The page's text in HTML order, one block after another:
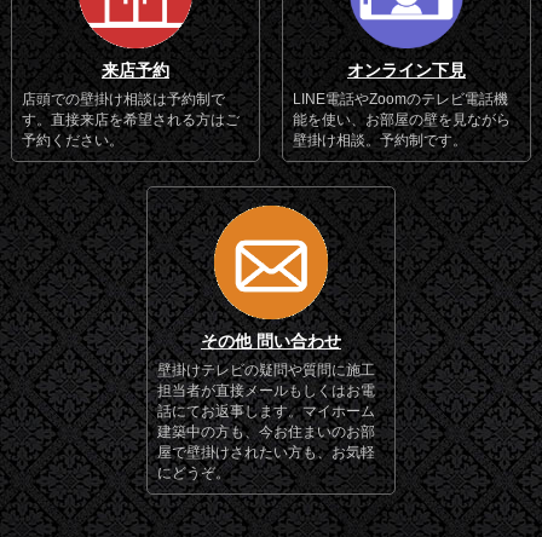
来店予約
店頭での壁掛け相談は予約制で
す。直接来店を希望される方はご
予約ください。
オンライン下見
LINE電話やZoomのテレビ電話機
能を使い、お部屋の壁を見ながら
壁掛け相談。予約制です。
その他 問い合わせ
壁掛けテレビの疑問や質問に施工
担当者が直接メールもしくはお電
話にてお返事します。マイホーム
建築中の方も、今お住まいのお部
屋で壁掛けされたい方も、お気軽
にどうぞ。